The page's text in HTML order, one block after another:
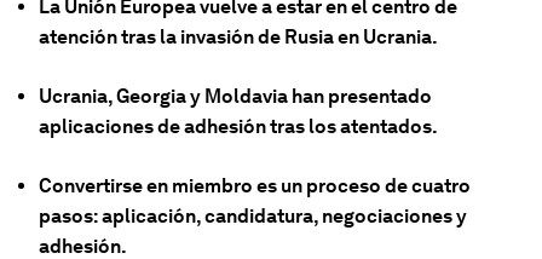
La Unión Europea vuelve a estar en el centro de
atención tras la invasión de Rusia en Ucrania.
Ucrania, Georgia y Moldavia han presentado
aplicaciones de adhesión tras los atentados.
Convertirse en miembro es un proceso de cuatro
pasos: aplicación, candidatura, negociaciones y
adhesión.